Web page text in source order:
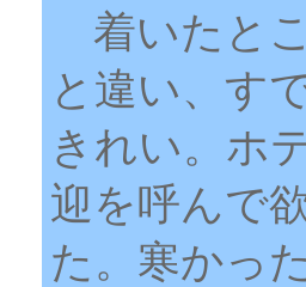
着いたと
と違い、す
きれい。ホ
迎を呼んで
た。寒かっ